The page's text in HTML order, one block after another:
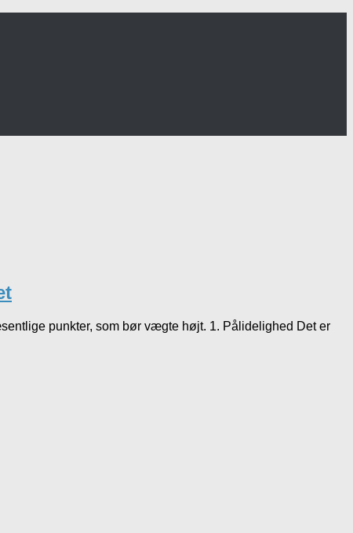
punkter, som bør vægte højt. 1. Pålidelighed Det er